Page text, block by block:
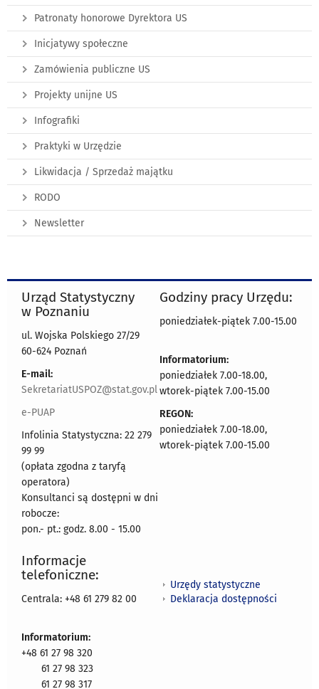
Patronaty honorowe Dyrektora US
Inicjatywy społeczne
Zamówienia publiczne US
Projekty unijne US
Infografiki
Praktyki w Urzędzie
Likwidacja / Sprzedaż majątku
RODO
Newsletter
Urząd Statystyczny
w Poznaniu
ul. Wojska Polskiego 27/29
60-624 Poznań
E-mail:
SekretariatUSPOZ@stat.gov.pl
e-PUAP
Infolinia Statystyczna: 22 279
99 99
(opłata zgodna z taryfą
operatora)
Konsultanci są dostępni w dni
robocze:
pon.- pt.: godz. 8.00 - 15.00
Godziny pracy Urzędu:
poniedziałek-piątek 7.00-15.00
Informatorium:
poniedziałek 7.00-18.00,
wtorek-piątek 7.00-15.00
REGON:
poniedziałek 7.00-18.00,
wtorek-piątek 7.00-15.00
Informacje
telefoniczne:
Centrala: +48 61 279 82 00
Informatorium:
+48 61 27 98 320
61 27 98 323
61 27 98 317
Urzędy statystyczne
Deklaracja dostępności